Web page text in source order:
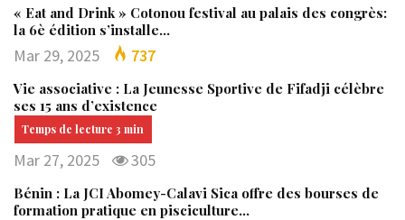
« Eat and Drink » Cotonou festival au palais des congrès:
la 6è édition s’installe…
Mar 29, 2025 737
Vie associative : La Jeunesse Sportive de Fifadji célèbre
ses 15 ans d’existence
Mar 27, 2025 305
Bénin : La JCI Abomey-Calavi Sica offre des bourses de
formation pratique en pisciculture…